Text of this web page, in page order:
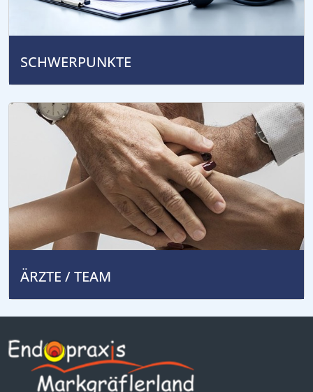
SCHWERPUNKTE
ÄRZTE / TEAM